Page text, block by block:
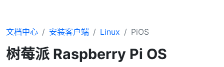
文档中心 安装客户端 Linux PiOS
树莓派 Raspberry Pi OS